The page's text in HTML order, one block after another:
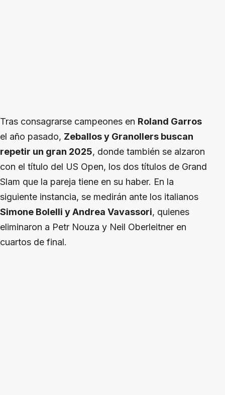
Tras consagrarse campeones en Roland Garros
el año pasado, Zeballos y Granollers buscan
repetir un gran 2025, donde también se alzaron
con el título del US Open, los dos títulos de Grand
Slam que la pareja tiene en su haber. En la
siguiente instancia, se medirán ante los italianos
Simone Bolelli y Andrea Vavassori, quienes
eliminaron a Petr Nouza y Neil Oberleitner en
cuartos de final.